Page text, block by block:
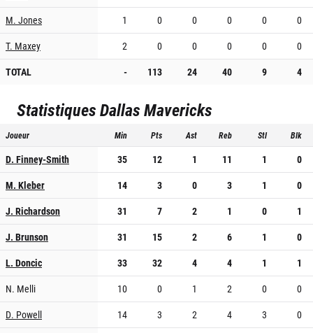
M. Jones
1 0 0 0 0
0
T. Maxey
2 0 0 0 0
0
TOTAL
- 113 24 40 9 4
StatistiquesDallas Mavericks
Joueur Min Pts Ast Reb Stl Blk
D. Finney-Smith 35 12 1 11 1
0
M. Kleber
14 3 0 3 1
0
J. Richardson
31 7 2 1 0
1
J. Brunson
31 15 2 6 1
0
L. Doncic
33 32 4 4 1
1
N. Melli
10 0 1 2 0
0
D. Powell
14 3 2 4 3
0